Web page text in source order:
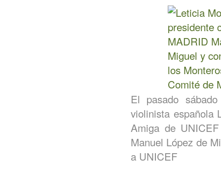
El pasado
violinista española
Amiga de
Manuel López de
a UNICEF